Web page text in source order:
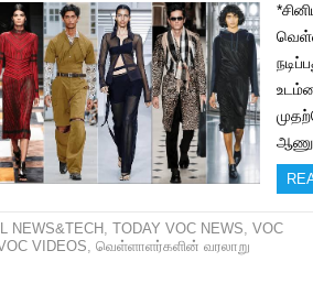
NEWS&TECH , TODAY VOC NEWS, VOC
VIDEOS, வெள்ளாளர்களின் வரலாறு